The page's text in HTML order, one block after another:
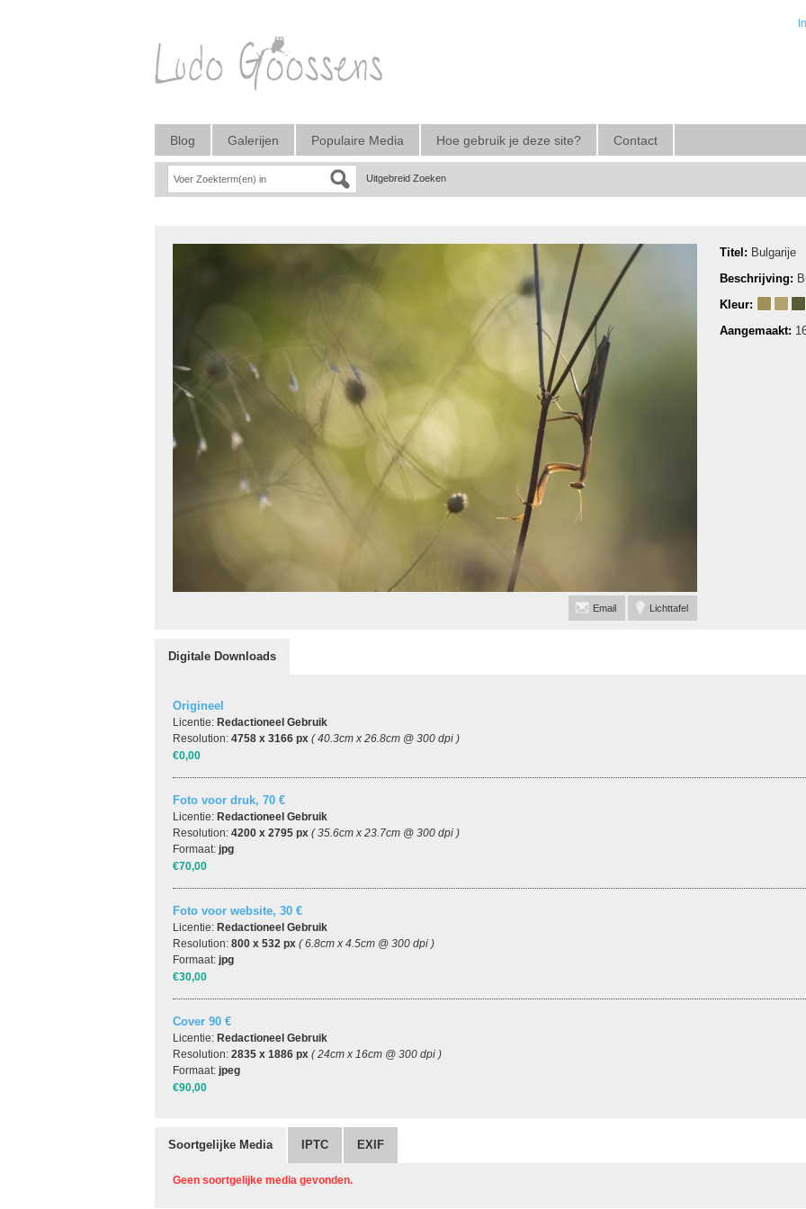
Blog Galerijen Populaire Media Hoe gebruik je deze site? Contact
Uitgebreid Zoeken
Lichttafel
Email
Titel: Bulgarije
Beschrijving:
Kleur:
Aangemaakt:
Digitale Downloads
Origineel
Licentie: Redactioneel Gebruik
Resolution: 4758 x 3166 px ( 40.3cm x 26.8cm @ 300 dpi )
€0,00
Foto voor druk, 70 €
Licentie: Redactioneel Gebruik
Resolution: 4200 x 2795 px ( 35.6cm x 23.7cm @ 300 dpi )
Formaat: jpg
€70,00
Foto voor website, 30 €
Licentie: Redactioneel Gebruik
Resolution: 800 x 532 px ( 6.8cm x 4.5cm @ 300 dpi )
Formaat: jpg
€30,00
Cover 90 €
Licentie: Redactioneel Gebruik
Resolution: 2835 x 1886 px ( 24cm x 16cm @ 300 dpi )
Formaat: jpeg
€90,00
Soortgelijke Media IPTC EXIF
Geen soortgelijke media gevonden.